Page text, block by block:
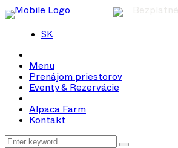
SK
Menu
Prenájom priestorov
Eventy & Rezervácie
Alpaca Farm
Kontakt